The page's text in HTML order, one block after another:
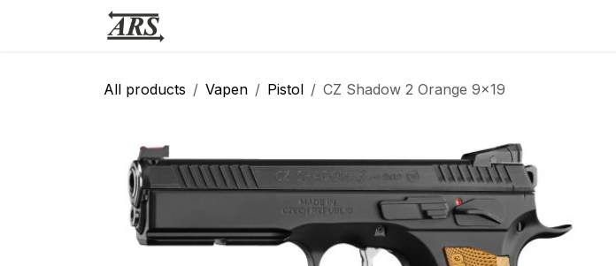
Hoppa till innehåll
All products Vapen Pistol CZ Shadow 2 Orange 9x19